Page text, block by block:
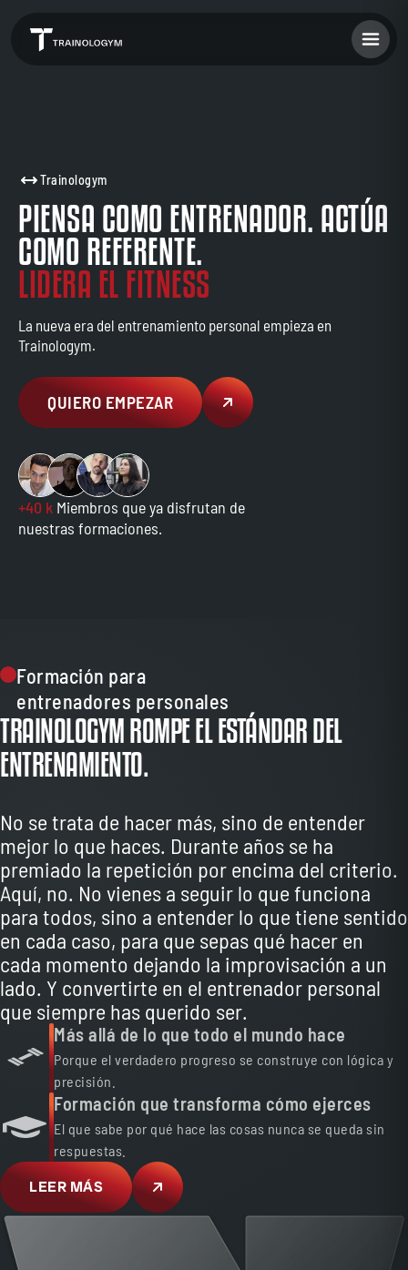
Trainologym
PIENSA COMO ENTRENADOR. ACTÚA
COMO REFERENTE.
LIDERA EL FITNESS
La nueva era del entrenamiento personal empieza en
Trainologym.
QUIERO EMPEZAR
+40 k Miembros que ya disfrutan de
nuestras formaciones.
Formación para
entrenadores personales
TRAINOLOGYM ROMPE EL ESTÁNDAR DEL
ENTRENAMIENTO.
No se trata de hacer más, sino de entender
mejor lo que haces. Durante años se ha
premiado la repetición por encima del criterio.
Aquí, no. No vienes a seguir lo que funciona
para todos, sino a entender lo que tiene sentido
en cada caso, para que sepas qué hacer en
cada momento dejando la improvisación a un
lado. Y convertirte en el entrenador personal
que siempre has querido ser.
Más allá de lo que todo el mundo hace
Porque el verdadero progreso se construye con lógica y
precisión.
Formación que transforma cómo ejerces
El que sabe por qué hace las cosas nunca se queda sin
respuestas.
LEER MÁS